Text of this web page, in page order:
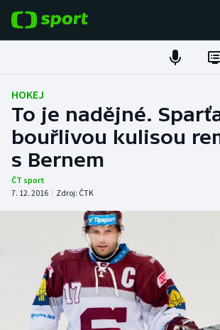
Fotbal
Hokej
Tenis
Atletika
DALŠÍ SPORTY
Americký fotbal
NEPŘEHLÉDNĚTE
HOKEJ
To je nadějné.
bouřlivou kulisou
s Bernem
ČT sport
7. 12. 2016 | Zdroj: ČTK